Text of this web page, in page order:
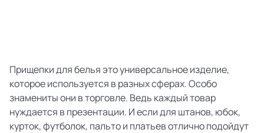
Прищепки для белья это универсальное изделие,
которое используется в разных сферах. Особо
знамениты они в торговле. Ведь каждый товар
нуждается в презентации. И если для штанов, юбок,
курток, футболок, пальто и платьев отлично подойдут